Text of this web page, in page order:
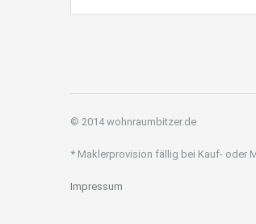
© 2014 wohnraumbitzer.de
* Maklerprovision fällig bei Kauf- oder
Impressum